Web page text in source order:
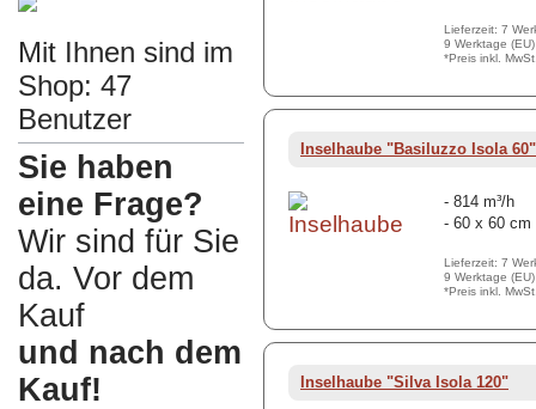
Mit Ihnen sind im
Shop: 47
Benutzer
Sie haben
eine Frage?
Wir sind für Sie
da. Vor dem
Kauf
und nach dem
Kauf!
Lieferzeit: 7
9 Werktage (EU)
*Preis inkl.
Inselhaube "Basiluzzo Isola 60"
- 814 m³/h
- 60 x 60 cm
Lieferzeit: 7
9 Werktage (EU)
*Preis inkl.
Inselhaube "Silva Isola 120"